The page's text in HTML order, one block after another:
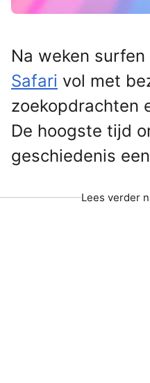
Na weken
Safari vol met
zoekopdrachten
De hoogste tijd
geschiedenis
Lees verder